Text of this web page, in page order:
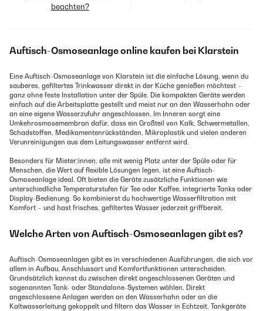
beachten?
Auftisch-Osmoseanlage online kaufen bei Klarstein
Eine Auftisch-Osmoseanlage von Klarstein ist die einfache Lösung, wenn du
sauberes, gefiltertes Trinkwasser direkt in der Küche genießen möchtest –
ganz ohne feste Installation unter der Spüle. Die kompakten Geräte werden
einfach auf die Arbeitsplatte gestellt und meist nur an den Wasserhahn oder
an eine eigene Wasserzufuhr angeschlossen. Im Inneren sorgt eine
Umkehrosmosemembran dafür, dass ein Großteil von Kalk, Schwermetallen,
Schadstoffen, Medikamentenrückständen, Mikroplastik und vielen anderen
Verunreinigungen aus dem Leitungswasser entfernt wird.
Besonders für Mieter:innen, alle mit wenig Platz unter der Spüle oder für
Menschen, die Wert auf flexible Lösungen legen, ist eine Auftisch-
Osmoseanlage ideal. Oft bieten die Geräte zusätzliche Funktionen wie
unterschiedliche Temperaturstufen für Tee oder Kaffee, integrierte Tanks oder
Display-Bedienung. So kombinierst du hochwertige Wasserfiltration mit
Komfort – und hast frisches, gefiltertes Wasser jederzeit griffbereit.
Welche Arten von Auftisch-Osmoseanlagen gibt es?
Auftisch-Osmoseanlagen gibt es in verschiedenen Ausführungen, die sich vor
allem in Aufbau, Anschlussart und Komfortfunktionen unterscheiden.
Grundsätzlich kannst du zwischen direkt angeschlossenen Geräten und
sogenannten Tank- oder Standalone-Systemen wählen. Direkt
angeschlossene Anlagen werden an den Wasserhahn oder an die
Kaltwasserleitung gekoppelt und filtern das Wasser in Echtzeit. Tankgeräte